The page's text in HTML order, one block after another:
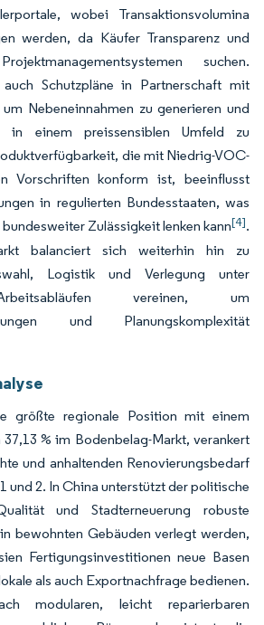
wobei Transaktionsvolumina
werden, da Käufer Transparenz und
suchen.
auch Schutzpläne in Partnerschaft mit
Nebeneinnahmen zu generieren und
in einem preissensiblen Umfeld zu
die mit Niedrig-VOC-
Vorschriften konform ist, beeinflusst
in regulierten Bundesstaaten, was
Zulässigkeit lenken kann[4].
balanciert sich weiterhin hin zu
Logistik und Verlegung unter
vereinen, um
und Planungskomplexität
größte regionale Position mit einem
% im Bodenbelag-Markt, verankert
und anhaltenden Renovierungsbedarf
und 2. In China unterstützt der politische
und Stadterneuerung robuste
bewohnten Gebäuden verlegt werden,
Fertigungsinvestitionen neue Basen
als auch Exportnachfrage bedienen.
modularen, leicht reparierbaren